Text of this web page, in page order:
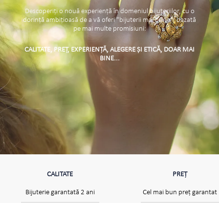
Descoperiți o nouă experiență în domeniul bijuteriilor, cu o
dorință ambițioasă de a vă oferi "bijuterii mai bune", bazată
pe mai multe promisiuni:
CALITATE, PREȚ, EXPERIENȚĂ, ALEGERE ȘI ETICĂ, DOAR MAI
BINE...
CALITATE
Bijuterie garantată 2 ani
PREȚ
Cel mai bun preț garantat